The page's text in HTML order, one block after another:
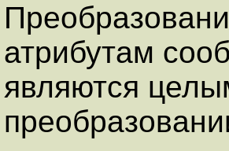
атрибутам
являются